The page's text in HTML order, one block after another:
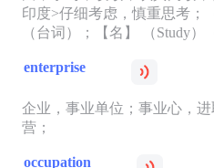
印度>仔细考虑，慎重思考；
（台词）；【名】 （Study）
enterprise
企业，事业单位；事业心，
营；
occupation